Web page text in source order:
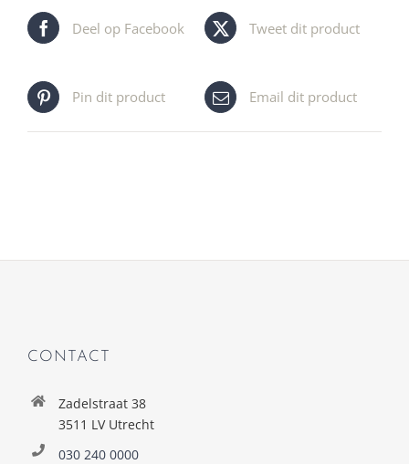
Deel op Facebook Tweet dit product
Pin dit product Email dit product
CONTACT
Zadelstraat 38
3511 LV Utrecht
030 240 0000